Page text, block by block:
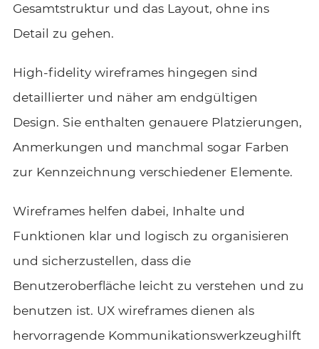
Gesamtstruktur und das Layout, ohne ins
Detail zu gehen.
High-fidelity wireframes hingegen sind
detaillierter und näher am endgültigen
Design. Sie enthalten genauere Platzierungen,
Anmerkungen und manchmal sogar Farben
zur Kennzeichnung verschiedener Elemente.
Wireframes helfen dabei, Inhalte und
Funktionen klar und logisch zu organisieren
und sicherzustellen, dass die
Benutzeroberfläche leicht zu verstehen und zu
benutzen ist. UX wireframes dienen als
hervorragende Kommunikationswerkzeughilft